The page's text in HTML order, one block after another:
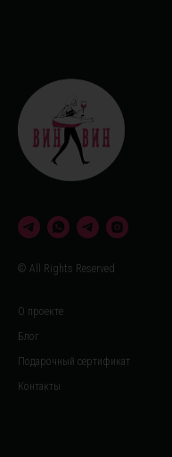
© All Rights Reserved
О проекте
Блог
Подарочный сертификат
Контакты